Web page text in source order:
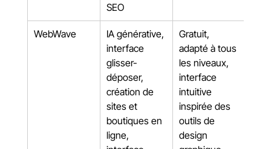
SEO
WebWave
IA générative,
interface
glisser-
déposer,
création de
sites et
boutiques en
ligne,
Gratuit,
adapté à tous
les niveaux,
interface
intuitive
inspirée des
outils de
design